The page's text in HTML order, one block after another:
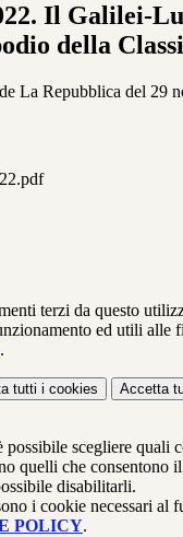
Il Galilei-
della
La Repubblica del 29
terzi da questo
ed utili alle
.
tutti i cookies Accetta
possibile scegliere quali
quelli che consentono
disabilitarli.
i cookie necessari al
POLICY.